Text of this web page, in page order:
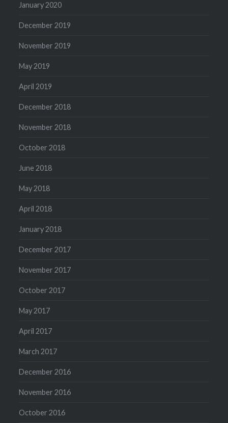
January 2020
December 2019
November 2019
May 2019
April 2019
December 2018
November 2018
October 2018
June 2018
May 2018
April 2018
January 2018
December 2017
November 2017
October 2017
May 2017
April 2017
March 2017
December 2016
November 2016
October 2016